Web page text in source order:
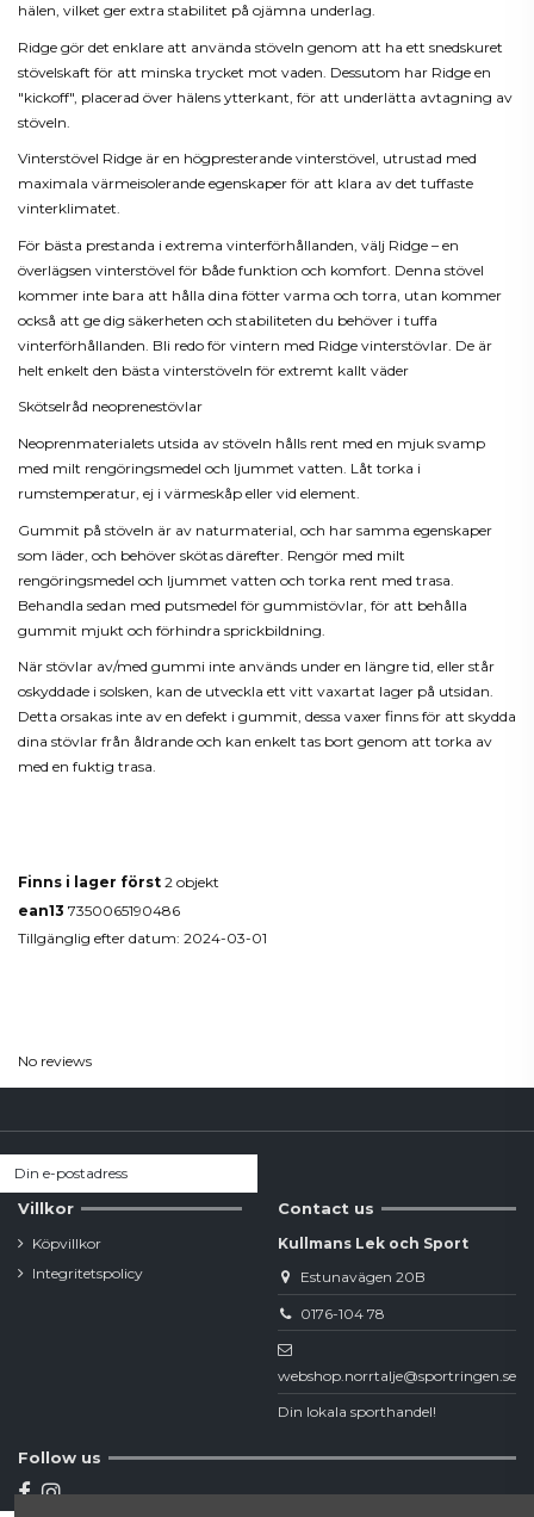
hälen, vilket ger extra stabilitet på ojämna underlag.
Ridge gör det enklare att använda stöveln genom att ha ett snedskuret
stövelskaft för att minska trycket mot vaden. Dessutom har Ridge en
"kickoff", placerad över hälens ytterkant, för att underlätta avtagning av
stöveln.
Vinterstövel Ridge är en högpresterande vinterstövel, utrustad med
maximala värmeisolerande egenskaper för att klara av det tuffaste
vinterklimatet.
För bästa prestanda i extrema vinterförhållanden, välj Ridge – en
överlägsen vinterstövel för både funktion och komfort. Denna stövel
kommer inte bara att hålla dina fötter varma och torra, utan kommer
också att ge dig säkerheten och stabiliteten du behöver i tuffa
vinterförhållanden. Bli redo för vintern med Ridge vinterstövlar. De är
helt enkelt den bästa vinterstöveln för extremt kallt väder
Skötselråd neoprenestövlar
Neoprenmaterialets utsida av stöveln hålls rent med en mjuk svamp
med milt rengöringsmedel och ljummet vatten. Låt torka i
rumstemperatur, ej i värmeskåp eller vid element.
Gummit på stöveln är av naturmaterial, och har samma egenskaper
som läder, och behöver skötas därefter. Rengör med milt
rengöringsmedel och ljummet vatten och torka rent med trasa.
Behandla sedan med putsmedel för gummistövlar, för att behålla
gummit mjukt och förhindra sprickbildning.
När stövlar av/med gummi inte används under en längre tid, eller står
oskyddade i solsken, kan de utveckla ett vitt vaxartat lager på utsidan.
Detta orsakas inte av en defekt i gummit, dessa vaxer finns för att skydda
dina stövlar från åldrande och kan enkelt tas bort genom att torka av
med en fuktig trasa.
Finns i lager först 2 objekt
ean13 7350065190486
Tillgänglig efter datum: 2024-03-01
No reviews
Villkor
Köpvillkor
Integritetspolicy
Contact us
Kullmans Lek och Sport
Estunavägen 20B
0176-104 78
webshop.norrtalje@sportringen.se
Din lokala sporthandel!
Follow us